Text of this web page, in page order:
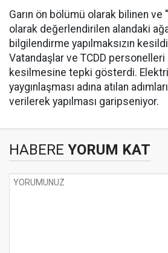
Garın ön bölümü olarak bilinen ve
olarak değerlendirilen alandaki
bilgilendirme yapılmaksızın
Vatandaşlar ve TCDD personelleri
kesilmesine tepki gösterdi.
yaygınlaşması adına atılan
verilerek yapılması garipseniyor.
HABERE YORUM KAT